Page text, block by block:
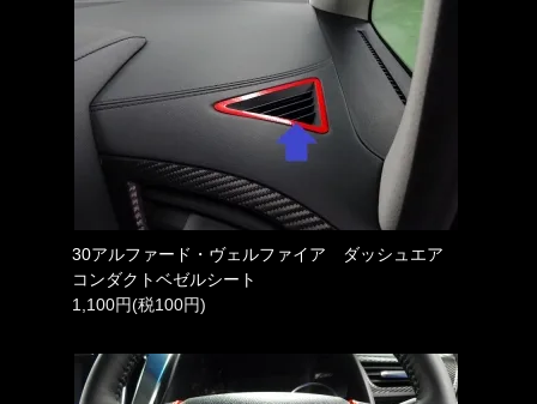
30アルファード・ヴェルファイア ダッシュエア
コンダクトベゼルシート
1,100円(税100円)